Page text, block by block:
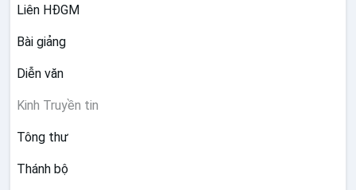
Liên HĐGM
Bài giảng
Diễn văn
Kinh Truyền tin
Tông thư
Thánh bộ